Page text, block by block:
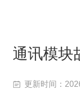
通讯模块
更新时间：